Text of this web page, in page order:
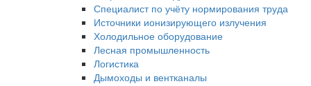
Специалист по учёту нормирования труда
Источники ионизирующего излучения
Холодильное оборудование
Лесная промышленность
Логистика
Дымоходы и вентканалы